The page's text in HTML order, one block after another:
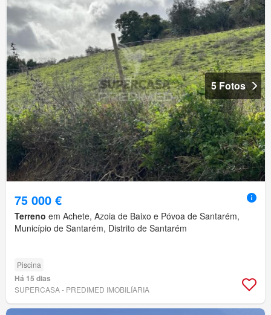
5 Fotos
75 000 €
Terreno em Achete, Azoia de Baixo e Póvoa de Santarém,
Município de Santarém, Distrito de Santarém
Piscina
Há 15 dias
SUPERCASA - PREDIMED IMOBILÍARIA